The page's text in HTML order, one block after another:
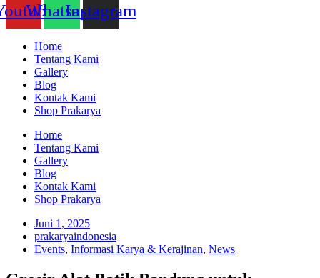
WhatsappInstagram
Home
Tentang Kami
Gallery
Blog
Kontak Kami
Shop Prakarya
Home
Tentang Kami
Gallery
Blog
Kontak Kami
Shop Prakarya
Juni 1, 2025
prakaryaindonesia
Events, Informasi Karya & Kerajinan, News